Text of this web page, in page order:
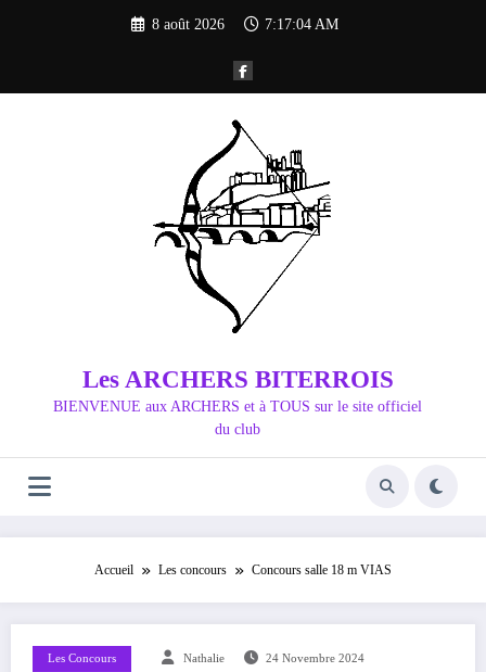
8 août 2026 7:17:05 AM
Les ARCHERS BITERROIS
BIENVENUE aux ARCHERS et à TOUS sur le site officiel
du club
Accueil Les concours Concours salle 18 m VIAS
Les Concours Nathalie 24 Novembre 2024